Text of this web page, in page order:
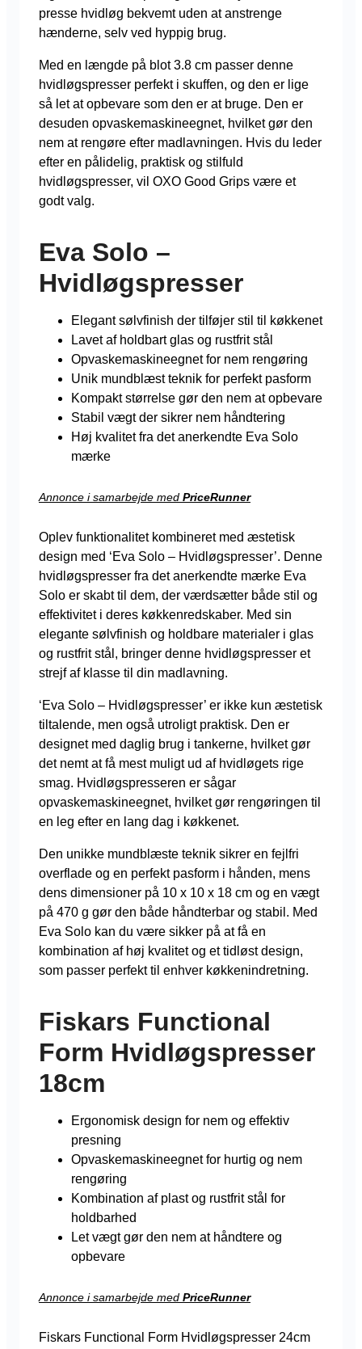
presse hvidløg bekvemt uden at anstrenge
hænderne, selv ved hyppig brug.
Med en længde på blot 3.8 cm passer denne
hvidløgspresser perfekt i skuffen, og den er lige
så let at opbevare som den er at bruge. Den er
desuden opvaskemaskineegnet, hvilket gør den
nem at rengøre efter madlavningen. Hvis du leder
efter en pålidelig, praktisk og stilfuld
hvidløgspresser, vil OXO Good Grips være et
godt valg.
Eva Solo –
Hvidløgspresser
Elegant sølvfinish der tilføjer stil til køkkenet
Lavet af holdbart glas og rustfrit stål
Opvaskemaskineegnet for nem rengøring
Unik mundblæst teknik for perfekt pasform
Kompakt størrelse gør den nem at opbevare
Stabil vægt der sikrer nem håndtering
Høj kvalitet fra det anerkendte Eva Solo
mærke
Annonce i samarbejde med PriceRunner
Oplev funktionalitet kombineret med æstetisk
design med ‘Eva Solo – Hvidløgspresser’. Denne
hvidløgspresser fra det anerkendte mærke Eva
Solo er skabt til dem, der værdsætter både stil og
effektivitet i deres køkkenredskaber. Med sin
elegante sølvfinish og holdbare materialer i glas
og rustfrit stål, bringer denne hvidløgspresser et
strejf af klasse til din madlavning.
‘Eva Solo – Hvidløgspresser’ er ikke kun æstetisk
tiltalende, men også utroligt praktisk. Den er
designet med daglig brug i tankerne, hvilket gør
det nemt at få mest muligt ud af hvidløgets rige
smag. Hvidløgspresseren er sågar
opvaskemaskineegnet, hvilket gør rengøringen til
en leg efter en lang dag i køkkenet.
Den unikke mundblæste teknik sikrer en fejlfri
overflade og en perfekt pasform i hånden, mens
dens dimensioner på 10 x 10 x 18 cm og en vægt
på 470 g gør den både håndterbar og stabil. Med
Eva Solo kan du være sikker på at få en
kombination af høj kvalitet og et tidløst design,
som passer perfekt til enhver køkkenindretning.
Fiskars Functional
Form Hvidløgspresser
18cm
Ergonomisk design for nem og effektiv
presning
Opvaskemaskineegnet for hurtig og nem
rengøring
Kombination af plast og rustfrit stål for
holdbarhed
Let vægt gør den nem at håndtere og
opbevare
Annonce i samarbejde med PriceRunner
Fiskars Functional Form Hvidløgspresser 24cm